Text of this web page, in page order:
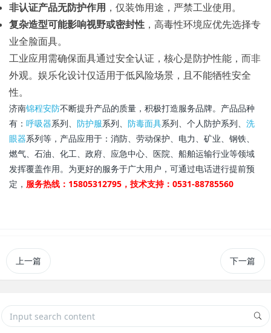
非认证产品无防护作用 ，仅装饰用途，严禁工业使用。
复杂造型可能影响视野或密封性 ，高毒性环境应优先选择专
业全脸面具。
工业应用需确保面具通过安全认证，核心是防护性能，而非
外观。娱乐化设计仅适用于低风险场景，且不能牺牲安全
性。
济南锦程安防不断提升产品的质量，积极打造服务品牌。产品品种
有： 呼吸器系列、 防护服系列、 防毒面具系列、个人防护系列、 洗
眼器系列等，产品应用于：消防、劳动保护、电力、矿业、钢铁、
燃气、石油、化工、政府、应急中心、医院、船舶运输行业等领域
发挥覆盖作用。为更好的服务于广大用户，可通过电话进行提前预
定， 服务热线：15805312795，技术支持：0531-88785560
上一篇 下一篇